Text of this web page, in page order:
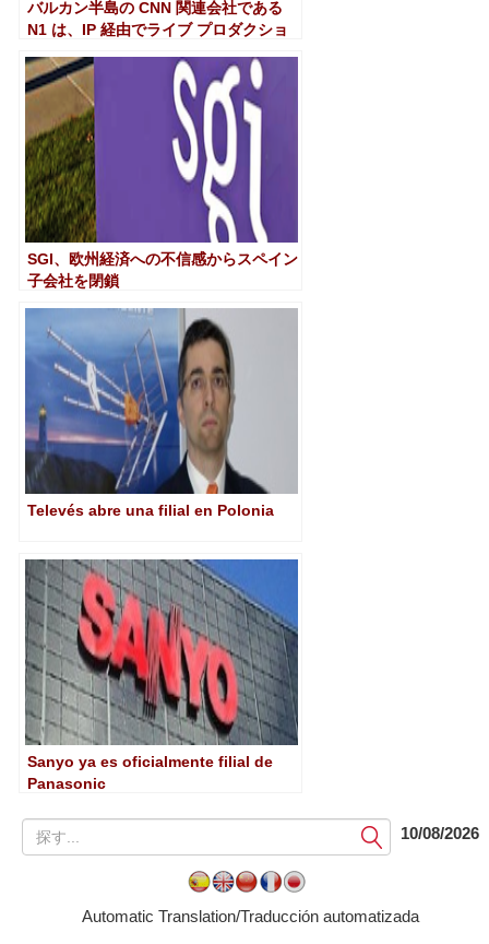
バルカン半島の CNN 関連会社である
N1 は、IP 経由でライブ プロダクショ
SGI、欧州経済への不信感からスペイン
子会社を閉鎖
Televés abre una filial en Polonia
Sanyo ya es oficialmente filial de
Panasonic
提
出
10/08/2026
Automatic Translation/Traducción automatizada